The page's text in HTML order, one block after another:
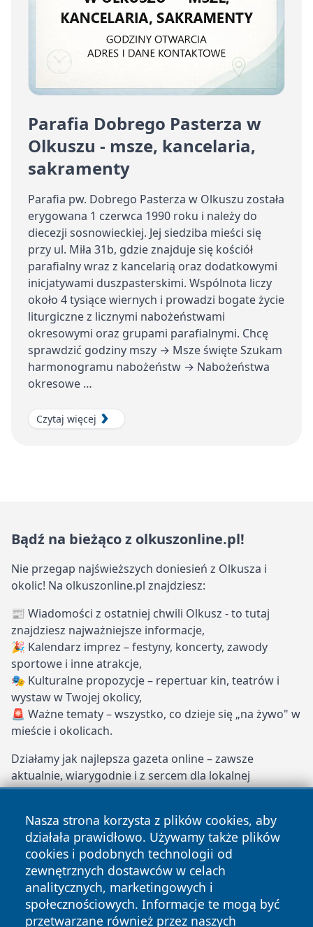
Parafia Dobrego Pasterza w
Olkuszu - msze, kancelaria,
sakramenty
Parafia pw. Dobrego Pasterza w Olkuszu została
erygowana 1 czerwca 1990 roku i należy do
diecezji sosnowieckiej. Jej siedziba mieści się
przy ul. Miła 31b, gdzie znajduje się kościół
parafialny wraz z kancelarią oraz dodatkowymi
inicjatywami duszpasterskimi. Wspólnota liczy
około 4 tysiące wiernych i prowadzi bogate życie
liturgiczne z licznymi nabożeństwami
okresowymi oraz grupami parafialnymi. Chcę
sprawdzić godziny mszy → Msze święte Szukam
harmonogramu nabożeństw → Nabożeństwa
okresowe …
Czytaj więcej
Nasza strona korzysta z plików cookies, aby
działała prawidłowo. Używamy także plików
cookies i podobnych technologii od
zewnętrznych dostawców w celach
analitycznych, marketingowych i
społecznościowych. Informacje te mogą być
przetwarzane również przez naszych
Bądź na bieżąco z olkuszonline.pl!
Nie przegap najświeższych doniesień z Olkusza i
okolic! Na olkuszonline.pl znajdziesz:
📰 Wiadomości z ostatniej chwili Olkusz - to tutaj
znajdziesz najważniejsze informacje,
🎉 Kalendarz imprez – festyny, koncerty, zawody
sportowe i inne atrakcje,
🎭 Kulturalne propozycje – repertuar kin, teatrów i
wystaw w Twojej okolicy,
🚨 Ważne tematy – wszystko, co dzieje się „na żywo" w
mieście i okolicach.
Działamy jak najlepsza gazeta online – zawsze
aktualnie, wiarygodnie i z sercem dla lokalnej
społeczności. Dołącz do naszych stałych czytelników i
olkuszonline.pl – Twoje miejskie oko i ucho!
Copyright © 2026 olkuszonline.pl Wszystkie prawa
zastrzeżone.